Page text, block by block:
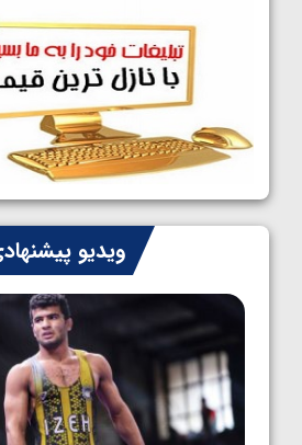
کشتی آزاد نوجوانان جهان؛ رقبای
ایران مشخص شدند
1405/05/08
کشتی فرنگی نوجوانان جهان؛ سکوی
سوم برای ایران
1405/05/07
ایران چشم به راه چهار مدال در پنج
کشتی فرنگی نوجوانان جهان
1405/05/06
ویدیو